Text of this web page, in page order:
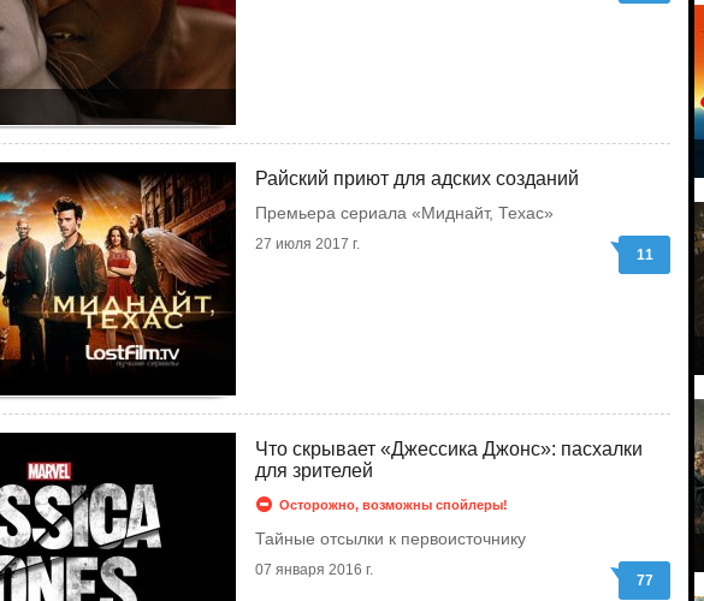
Райский приют для адских созданий
Премьера сериала «Миднайт, Техас»
27 июля 2017 г.
11
Что скрывает «Джессика Джонс»: пасхалки
для зрителей
Осторожно, возможны спойлеры!
Тайные отсылки к первоисточнику
07 января 2016 г.
77